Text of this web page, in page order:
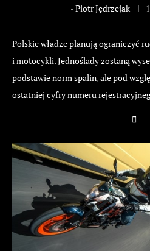
-Piotr Jędrzejak
Polskie władze planują ograniczyć
i motocykli. Jednoślady zostaną
podstawie norm spalin, ale pod
ostatniej cyfry numeru